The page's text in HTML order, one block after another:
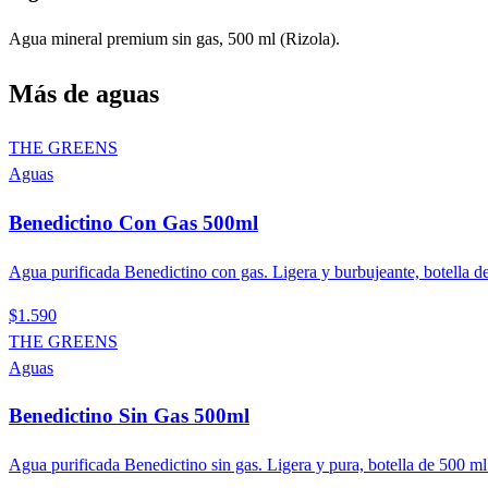
Agua mineral premium sin gas, 500 ml (Rizola).
Más de aguas
THE GREENS
Aguas
Benedictino Con Gas 500ml
Agua purificada Benedictino con gas. Ligera y burbujeante, botella
$1.590
THE GREENS
Aguas
Benedictino Sin Gas 500ml
Agua purificada Benedictino sin gas. Ligera y pura, botella de 500